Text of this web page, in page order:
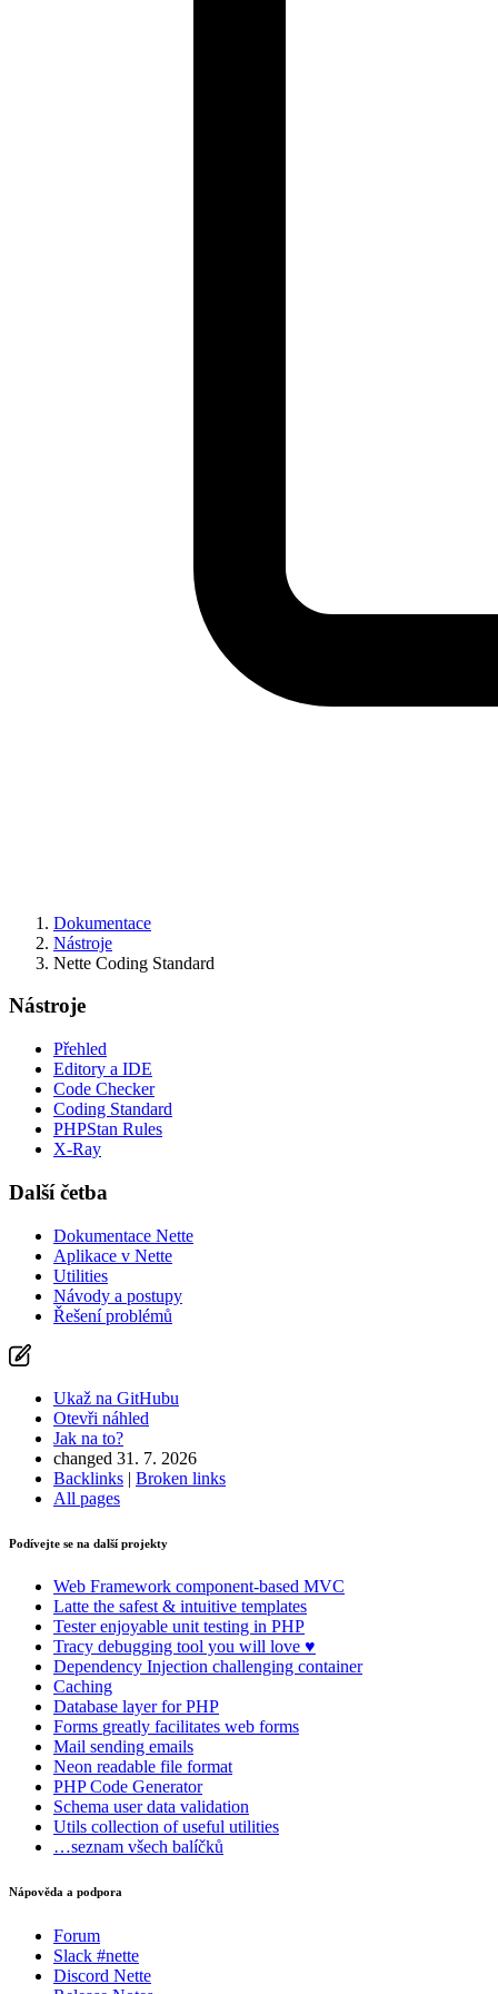
Dokumentace
Nástroje
Nette Coding Standard
Nástroje
Přehled
Editory a IDE
Code Checker
Coding Standard
PHPStan Rules
X-Ray
Další četba
Dokumentace Nette
Aplikace v Nette
Utilities
Návody a postupy
Řešení problémů
Ukaž na GitHubu
Otevři náhled
Jak na to?
changed 31. 7. 2026
Backlinks | Broken links
All pages
Podívejte se na další projekty
Web Framework component-based MVC
Latte the safest & intuitive templates
Testerenjoyable unit testing in PHP
Tracy debugging tool you will love ♥
Dependency Injection challenging container
Caching
Database layer for PHP
Forms greatly facilitates web forms
Mail sending emails
Neon readable file format
PHP Code Generator
Schema user data validation
Utils collection of useful utilities
…seznam všech balíčků
Nápověda a podpora
Forum
Slack #nette
Discord Nette